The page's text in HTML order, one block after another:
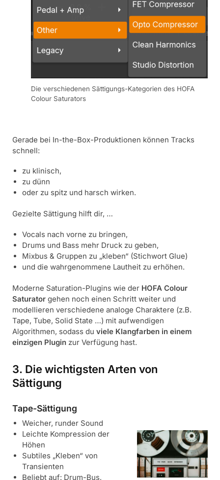
Die verschiedenen Sättigungs-Kategorien des HOFA
Colour Saturators
Gerade bei In-the-Box-Produktionen können Tracks
schnell:
zu klinisch,
zu dünn
oder zu spitz und harsch wirken.
Gezielte Sättigung hilft dir, …
Vocals nach vorne zu bringen,
Drums und Bass mehr Druck zu geben,
Mixbus & Gruppen zu „kleben“ (Stichwort Glue)
und die wahrgenommene Lautheit zu erhöhen.
Moderne Saturation-Plugins wie der HOFA Colour
Saturator gehen noch einen Schritt weiter und
modellieren verschiedene analoge Charaktere (z.B.
Tape, Tube, Solid State …) mit aufwendigen
Algorithmen, sodass du viele Klangfarben in einem
einzigen Plugin zur Verfügung hast.
3. Die wichtigsten Arten von
Sättigung
Tape-Sättigung
Weicher, runder Sound
Leichte Kompression der
Höhen
Subtiles „Kleben“ von
Transienten
Beliebt auf: Drum-Bus,